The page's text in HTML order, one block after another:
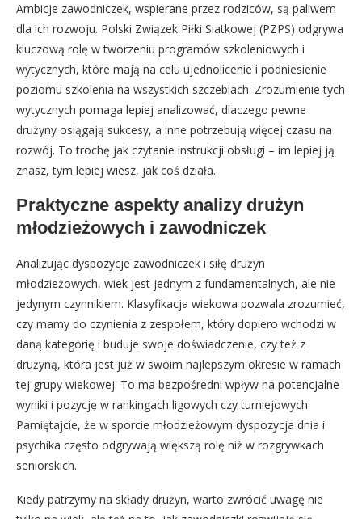
Ambicje zawodniczek, wspierane przez rodziców, są paliwem
dla ich rozwoju. Polski Związek Piłki Siatkowej (PZPS) odgrywa
kluczową rolę w tworzeniu programów szkoleniowych i
wytycznych, które mają na celu ujednolicenie i podniesienie
poziomu szkolenia na wszystkich szczeblach. Zrozumienie tych
wytycznych pomaga lepiej analizować, dlaczego pewne
drużyny osiągają sukcesy, a inne potrzebują więcej czasu na
rozwój. To trochę jak czytanie instrukcji obsługi – im lepiej ją
znasz, tym lepiej wiesz, jak coś działa.
Praktyczne aspekty analizy drużyn
młodzieżowych i zawodniczek
Analizując dyspozycje zawodniczek i siłę drużyn
młodzieżowych, wiek jest jednym z fundamentalnych, ale nie
jedynym czynnikiem. Klasyfikacja wiekowa pozwala zrozumieć,
czy mamy do czynienia z zespołem, który dopiero wchodzi w
daną kategorię i buduje swoje doświadczenie, czy też z
drużyną, która jest już w swoim najlepszym okresie w ramach
tej grupy wiekowej. To ma bezpośredni wpływ na potencjalne
wyniki i pozycję w rankingach ligowych czy turniejowych.
Pamiętajcie, że w sporcie młodzieżowym dyspozycja dnia i
psychika często odgrywają większą rolę niż w rozgrywkach
seniorskich.
Kiedy patrzymy na składy drużyn, warto zwrócić uwagę nie